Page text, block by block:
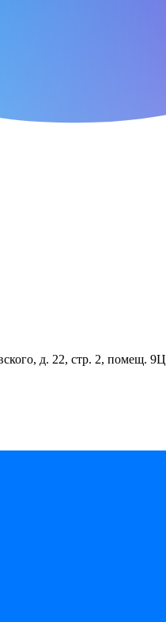
д. 22, стр. 2, помещ. 9Ц